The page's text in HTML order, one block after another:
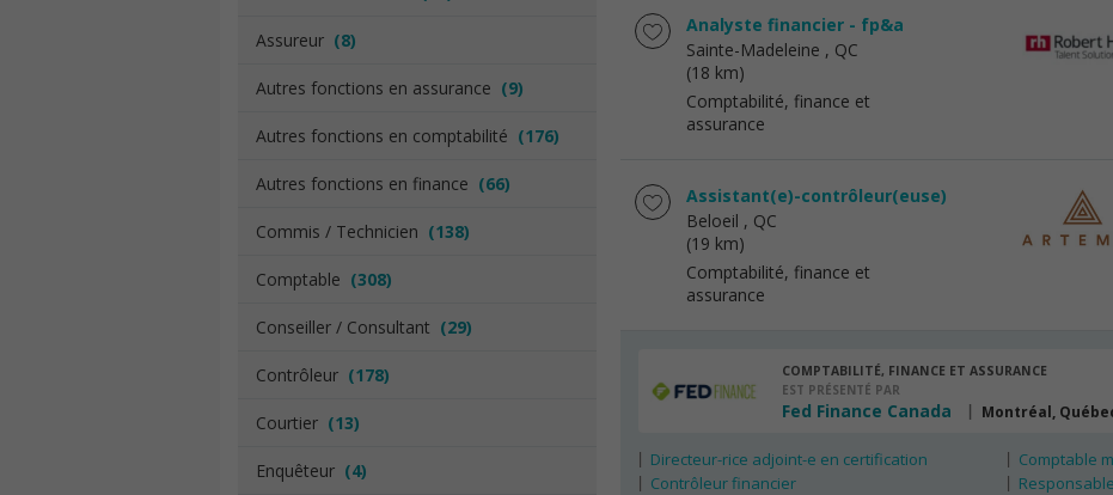
Assureur (8)
Autres fonctions en assurance (9)
Autres fonctions en comptabilité (176)
Autres fonctions en finance (66)
Commis / Technicien (138)
Comptable (308)
Conseiller / Consultant (29)
Contrôleur (178)
Courtier (13)
Enquêteur (4)
Analyste financier - fp&a
Sainte-Madeleine , QC
(18 km)
Comptabilité, finance et
assurance
Assistant(e)-contrôleur(euse)
Beloeil , QC
(19 km)
Comptabilité, finance et
assurance
COMPTABILITÉ, FINANCE ET ASSURANCE
EST PRÉSENTÉ PAR
Fed Finance Canada Montréal,
Directeur-rice adjoint-e en certification
Contrôleur financier
Comptable